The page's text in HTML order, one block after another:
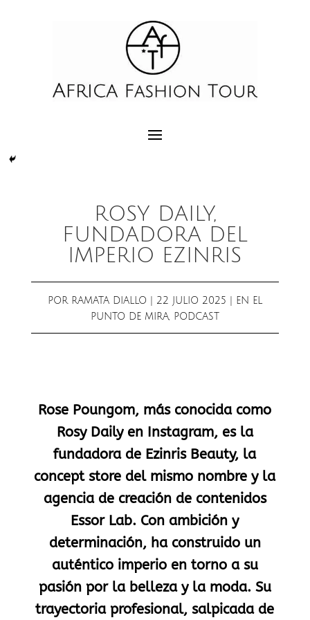
ROSY DAILY,
FUNDADORA DEL
IMPERIO EZINRIS
POR RAMATA DIALLO 22 JULIO 2025
EN EL
PUNTO DE MIRA, PODCAST
Rose Poungom, más conocida como
Rosy Daily en Instagram, es la
fundadora de Ezinris Beauty, la
concept store del mismo nombre y la
agencia de creación de contenidos
Essor Lab. Con ambición y
determinación, ha construido un
auténtico imperio en torno a su
pasión por la belleza y la moda. Su
trayectoria profesional, salpicada de